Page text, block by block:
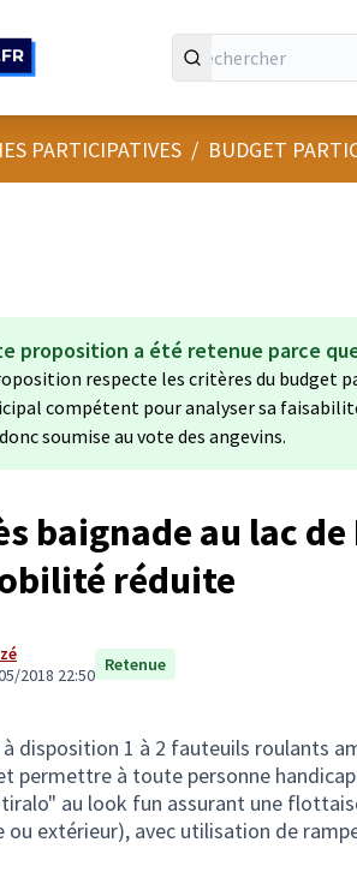
PARTICIPATIVES / BUDGET
proposition a été retenue parce
respecte les critères du budget
compétent pour analyser sa
soumise au vote des angevins.
baignade au lac
réduite
2018 22:50 Retenue
disposition 1 à 2 fauteuils roulants
permettre à toute personne
au look fun assurant une
ou extérieur), avec utilisation de